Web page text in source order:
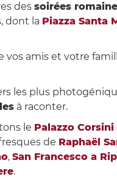
des soirées
dont la Piazza Santa
amis et votre
les plus
à raconter.
le Palazzo Corsini
de Raphaël
, San Francesco a
.